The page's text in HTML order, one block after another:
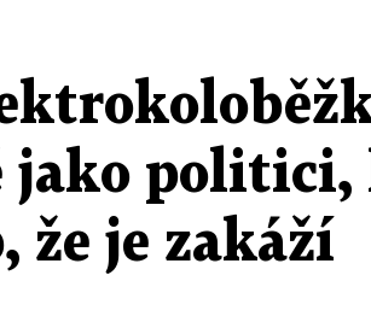
jako
že je zakáží